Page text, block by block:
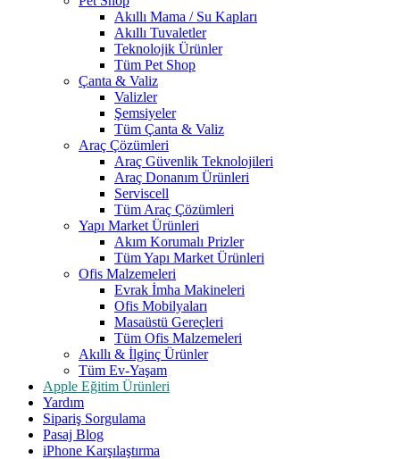
Akıllı Mama / Su Kapları
Akıllı Tuvaletler
Teknolojik Ürünler
Tüm Pet Shop
Çanta & Valiz
Valizler
Şemsiyeler
Tüm Çanta & Valiz
Araç Çözümleri
Araç Güvenlik Teknolojileri
Araç Donanım Ürünleri
Serviscell
Tüm Araç Çözümleri
Yapı Market Ürünleri
Akım Korumalı Prizler
Tüm Yapı Market Ürünleri
Ofis Malzemeleri
Evrak İmha Makineleri
Ofis Mobilyaları
Masaüstü Gereçleri
Tüm Ofis Malzemeleri
Akıllı & İlginç Ürünler
Tüm Ev-Yaşam
Apple Eğitim Ürünleri
Yardım
Sipariş Sorgulama
Pasaj Blog
iPhone Karşılaştırma